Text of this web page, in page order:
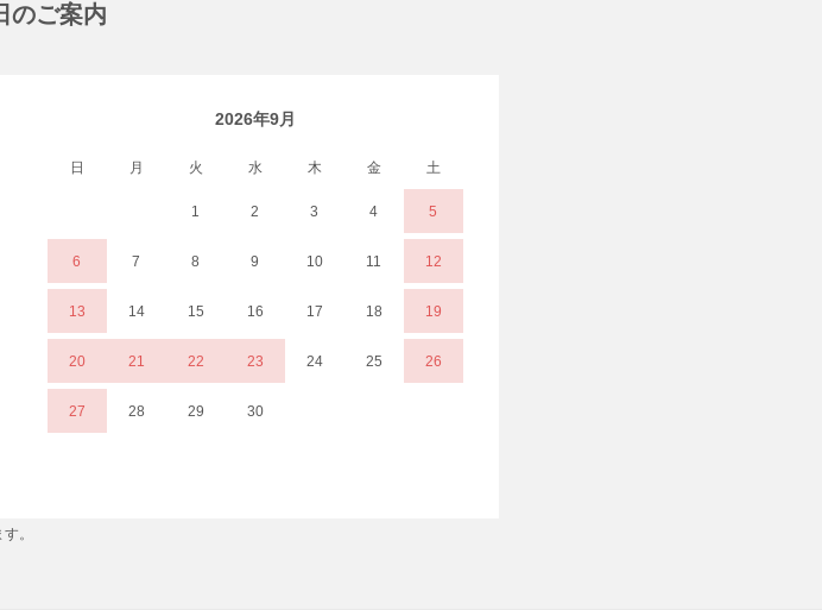
のご案内
2026年9月
日 月 火 水 木 金 土
1 2 3 4 5
6 7 8 9 10 11 12
13 14 15 16 17 18 19
20 21 22 23 24 25 26
27 28 29 30
。